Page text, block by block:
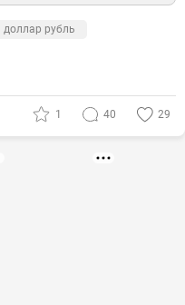
доллар рубль
1 40 29